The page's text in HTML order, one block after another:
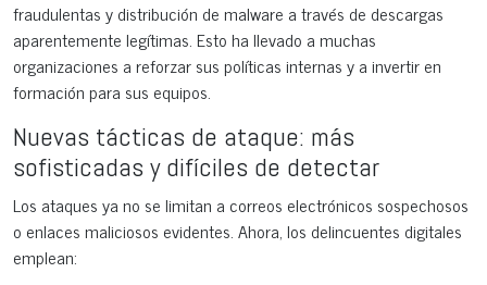
fraudulentas y distribución de malware a través de descargas
aparentemente legítimas. Esto ha llevado a muchas
organizaciones a reforzar sus políticas internas y a invertir en
formación para sus equipos.
Nuevas tácticas de ataque: más
sofisticadas y difíciles de detectar
Los ataques ya no se limitan a correos electrónicos sospechosos
o enlaces maliciosos evidentes. Ahora, los delincuentes digitales
emplean: